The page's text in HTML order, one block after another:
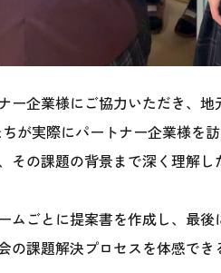
ー企業様にご協力いただき、地
が実際にパートナー企業様を
その課題の背景まで深く理解し
ムごとに提案書を作成し、最
の課題解決プロセスを体感でき